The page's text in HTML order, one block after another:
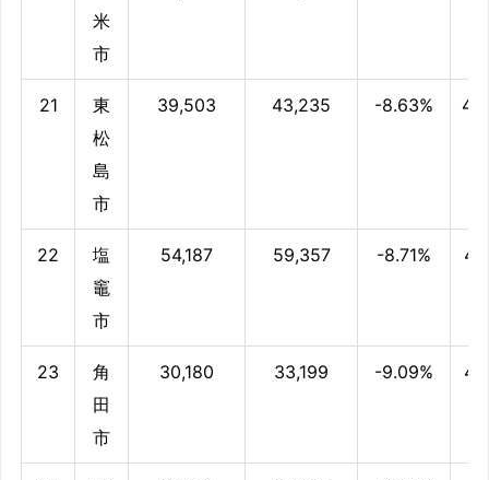
米
市
21
東
松
島
市
39,503 43,235 -8.63%
22
塩
竈
市
54,187 59,357 -8.71%
23
角
田
市
30,180 33,199 -9.09%